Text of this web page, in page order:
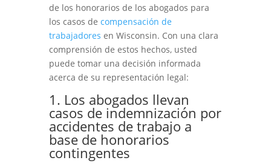
de los honorarios de los abogados para
los casos de compensación de
trabajadores en Wisconsin. Con una clara
comprensión de estos hechos, usted
puede tomar una decisión informada
acerca de su representación legal:
1. Los abogados llevan
casos de indemnización por
accidentes de trabajo a
base de honorarios
contingentes